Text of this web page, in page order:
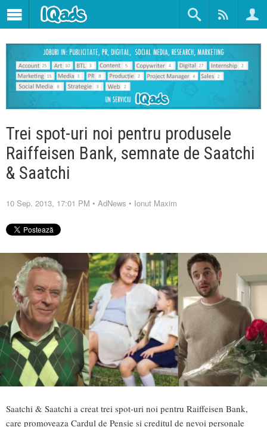
Trei spot-uri noi pentru produsele
Raiffeisen Bank, semnate de Saatchi
& Saatchi
10 Sep. 2013, 17:01 PM • AdNews • Ionut Maxim
Saatchi & Saatchi a creat trei spot-uri noi pentru Raiffeisen Bank,
care promoveaza Cardul de Pensie si creditul de nevoi personale